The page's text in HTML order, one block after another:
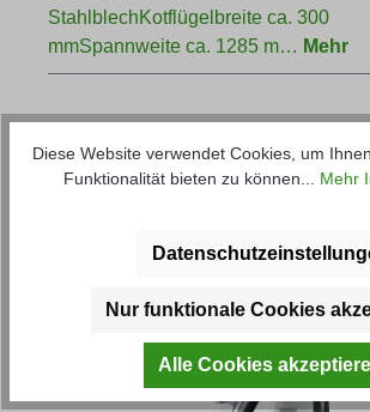
StahlblechKotflügelbreite ca. 300
mmSpannweite ca. 1285 m… Mehr
Produktgalerie überspringen
Kunden haben sich
Diese Website verwendet Cookies, um
Funktionalität bieten zu können... Mehr
Nur funktionale Cookies
Alle Cookies